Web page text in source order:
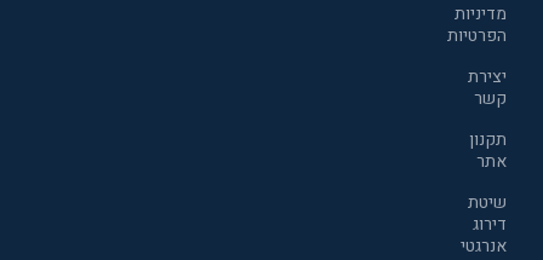
מדיניות
הפרטיות
יצירת
קשר
תקנון
אתר
שיטת
דירוג
אנרגטי